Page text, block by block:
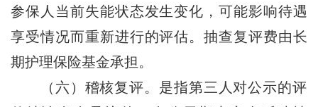
参保人当前失能状态发生变化，可能影响待遇
享受情况而重新进行的评估。抽查复评费由长
期护理保险基金承担。
（六）稽核复评。是指第三人对公示的评